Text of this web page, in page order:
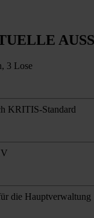
3 Lose
KRITIS-Standard
die Hauptverwaltung